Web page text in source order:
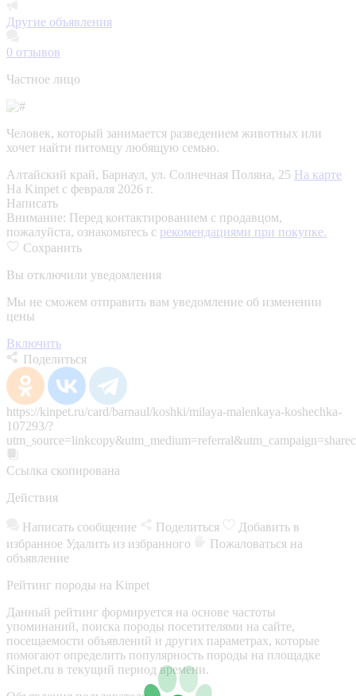
Другие объявления
0 отзывов
Частное лицо
Человек, который занимается разведением животных или
хочет найти питомцу любящую семью.
Алтайский край, Барнаул, ул. Солнечная Поляна, 25 На карте
На Kinpet c февраля 2026 г.
Написать
Внимание: Перед контактированием с продавцом,
пожалуйста, ознакомьтесь с рекомендациями при покупке.
Сохранить
Вы отключили уведомления
Мы не сможем отправить вам уведомление об изменении
цены
Включить
Поделиться
https://kinpet.ru/card/barnaul/koshki/milaya-malenkaya-koshechka-
107293/?
Ссылка скопирована
Действия
Написать сообщение Поделиться
Добавить в
избранное Удалить из избранного
Пожаловаться на
объявление
Рейтинг породы на Kinpet
Данный рейтинг формируется на основе частоты
упоминаний, поиска породы посетителями на сайте,
посещаемости объявлений и других параметрах, которые
помогают определить популярность породы на площадке
Kinpet.ru в текущий период времени.